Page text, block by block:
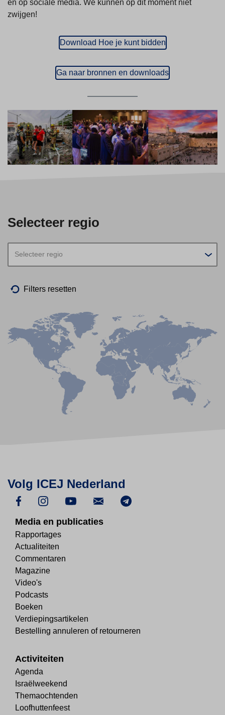
en op sociale media. We kunnen op dit moment niet
zwijgen!
Download Hoe je kunt bidden
Ga naar bronnen en downloads
Selecteer regio
Selecteer regio
Filters resetten
Volg ICEJ Nederland
Media en publicaties
Rapportages
Actualiteiten
Commentaren
Magazine
Video's
Podcasts
Boeken
Verdiepingsartikelen
Bestelling annuleren of retourneren
Activiteiten
Agenda
Israëlweekend
Themaochtenden
Loofhuttenfeest